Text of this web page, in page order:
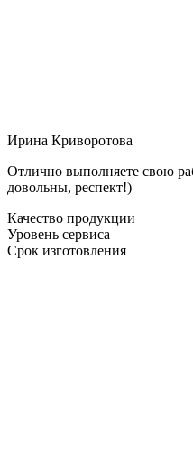
Ирина Криворотова
Отлично выполняете свою
довольны, респект!)
Качество продукции
Уровень сервиса
Срок изготовления